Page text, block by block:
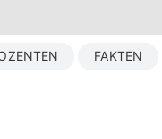
FAKTEN